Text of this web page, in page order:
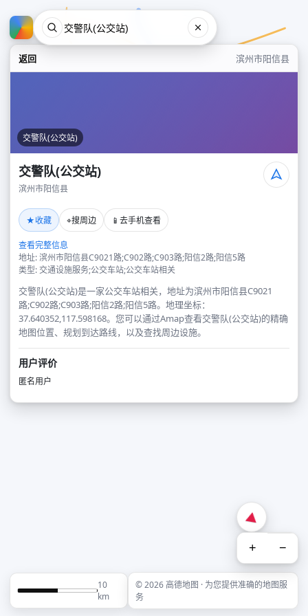
返回 滨州市阳信县
交警队(公交站)
交警队(公交站)
滨州市阳信县
★收藏 ⌖搜周边 📱 去手机查看
查看完整信息
地址: 滨州市阳信县C9021路;C902路;C903路;阳信2路;阳信5路
类型: 交通设施服务;公交车站;公交车站相关
交警队(公交站)是一家公交车站相关，地址为滨州市阳信县C9021
路;C902路;C903路;阳信2路;阳信5路。地理坐标：
37.640352,117.598168。您可以通过Amap查看交警队(公交站)的精确
地图位置、规划到达路线，以及查找周边设施。
用户评价
匿名用户
+ −
10
km
© 2026 高德地图 · 为您提供准确的地图服
务